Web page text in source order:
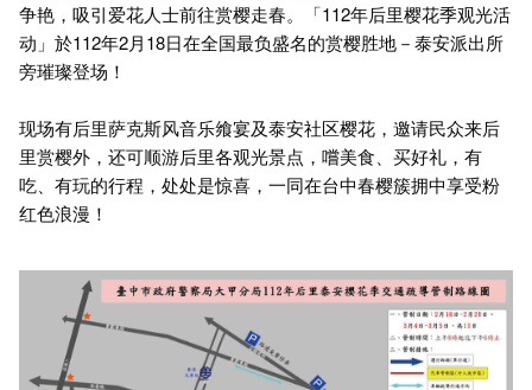
争艳，吸引爱花人士前往赏樱走春。「112年后里樱花季观光活
动」於112年2月18日在全国最负盛名的赏樱胜地－泰安派出所
旁璀璨登场！
现场有后里萨克斯风音乐飨宴及泰安社区樱花，邀请民众来后
里赏樱外，还可顺游后里各观光景点，嚐美食、买好礼，有
吃、有玩的行程，处处是惊喜，一同在台中春樱簇拥中享受粉
红色浪漫！